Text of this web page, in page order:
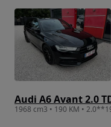
Audi A6 Avant 2.0